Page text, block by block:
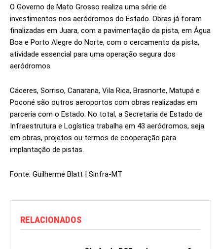
O Governo de Mato Grosso realiza uma série de
investimentos nos aeródromos do Estado. Obras já foram
finalizadas em Juara, com a pavimentação da pista, em Água
Boa e Porto Alegre do Norte, com o cercamento da pista,
atividade essencial para uma operação segura dos
aeródromos.
Cáceres, Sorriso, Canarana, Vila Rica, Brasnorte, Matupá e
Poconé são outros aeroportos com obras realizadas em
parceria com o Estado. No total, a Secretaria de Estado de
Infraestrutura e Logística trabalha em 43 aeródromos, seja
em obras, projetos ou termos de cooperação para
implantação de pistas.
Fonte: Guilherme Blatt | Sinfra-MT
RELACIONADOS